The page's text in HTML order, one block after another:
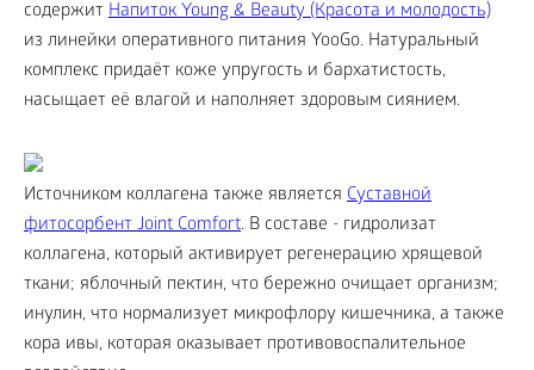
содержит Напиток Young & Beauty (Красота и молодость)
из линейки оперативного питания YooGo. Натуральный
комплекс придаёт коже упругость и бархатистость,
насыщает её влагой и наполняет здоровым сиянием.
Источником коллагена также является Cуставной
фитосорбент Joint Comfort. В составе - гидролизат
коллагена, который активирует регенерацию хрящевой
ткани; яблочный пектин, что бережно очищает организм;
инулин, что нормализует микрофлору кишечника, а также
кора ивы, которая оказывает противовоспалительное